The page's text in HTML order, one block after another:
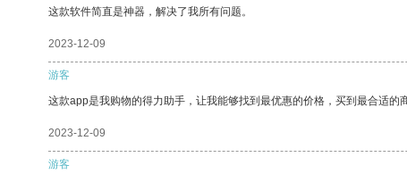
这款软件简直是神器，解决了我所有问题。
2023-12-09
游客
这款app是我购物的得力助手，让我能够找到最优惠的价格，买到最合适的商
2023-12-09
游客